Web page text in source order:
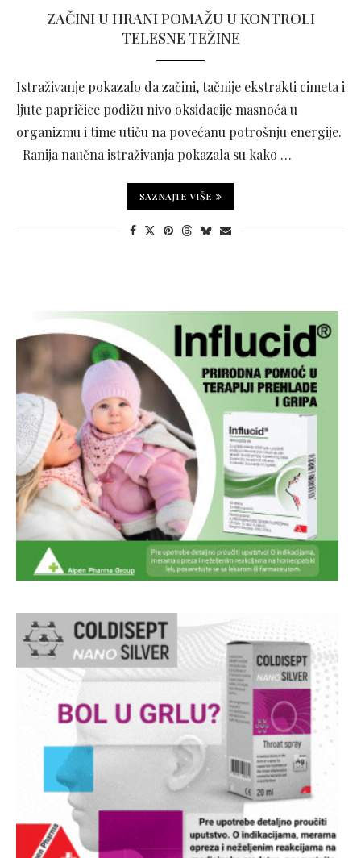
ZAČINI U HRANI POMAŽU U KONTROLI
TELESNE TEŽINE
Istraživanje pokazalo da začini, tačnije ekstrakti cimeta i
ljute papričice podižu nivo oksidacije masnoća u
organizmu i time utiču na povećanu potrošnju energije.
Ranija naučna istraživanja pokazala su kako …
SAZNAJTE VIŠE